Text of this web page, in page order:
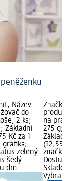
Název
do
2 ks;
Základní
Kč za 1
grafika;
zelený
šedý
dm
Značka:
na
275 g;
(32,55
značka
Vybrat